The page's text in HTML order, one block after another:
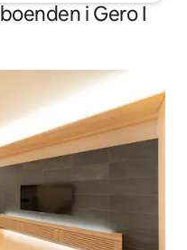
i Gero I